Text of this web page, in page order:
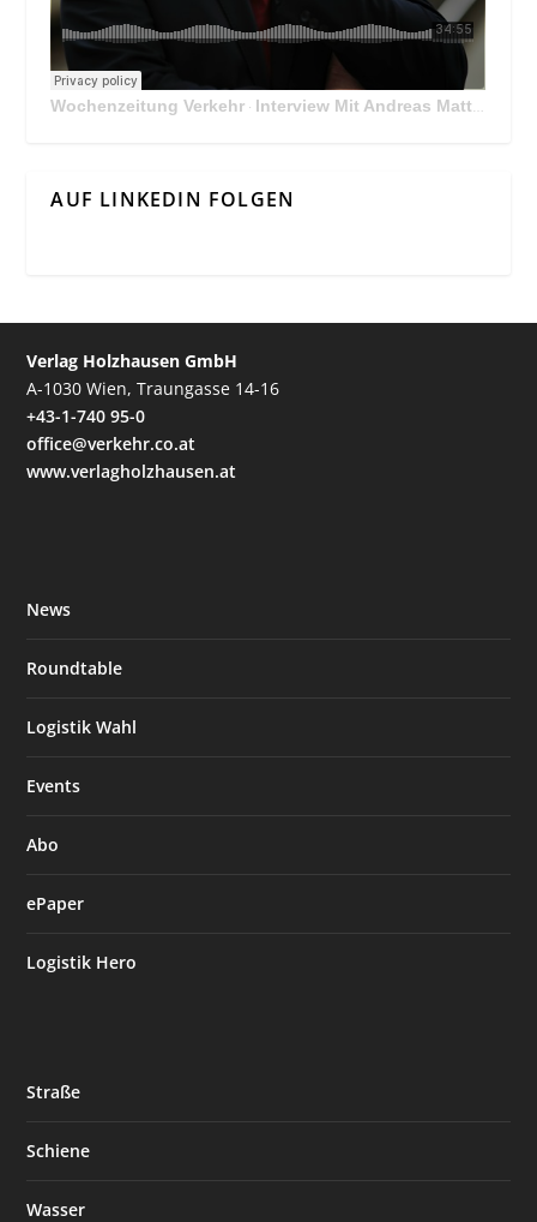
Wochenzeitung Verkehr · Interview Mit Andreas Matthä, CEO der ÖBB Holding
AUF LINKEDIN FOLGEN
Verlag Holzhausen GmbH
A-1030 Wien, Traungasse 14-16
+43-1-740 95-0
office@verkehr.co.at
www.verlagholzhausen.at
News
Roundtable
Logistik Wahl
Events
Abo
ePaper
Logistik Hero
Straße
Schiene
Wasser